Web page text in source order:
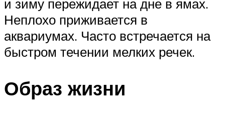
и зиму пережидает на дне в ямах.
Неплохо приживается в
аквариумах. Часто встречается на
быстром течении мелких речек.
Образ жизни